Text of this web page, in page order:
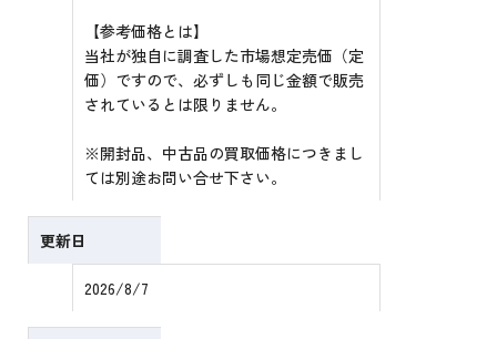
【参考価格とは】
当社が独自に調査した市場想定売価（定
価）ですので、必ずしも同じ金額で販売
されているとは限りません。
※開封品、中古品の買取価格につきまし
ては別途お問い合せ下さい。
更新日
2026/8/7